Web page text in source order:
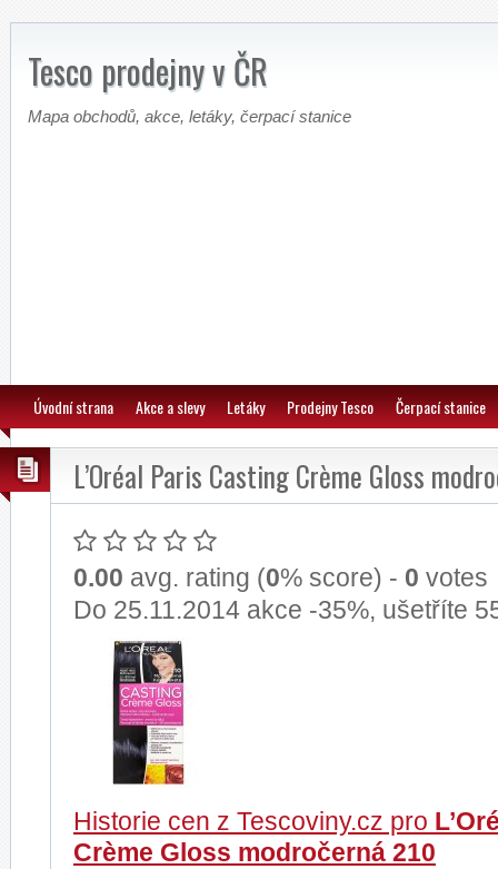
Tesco prodejny v ČR
Mapa obchodů, akce, letáky, čerpací stanice
Úvodní strana Akce a slevy Letáky Prodejny Tesco Čerpací stanice
L’Oréal Paris Casting Crème Gloss
0.00 avg. rating (0% score) - 0 votes
Do 25.11.2014 akce -35%, ušetříte
Historie cen z Tescoviny.cz pro
Crème Gloss modročerná 210